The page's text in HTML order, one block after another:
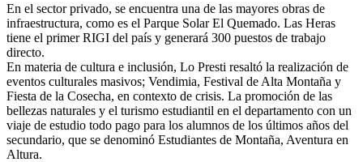
En el sector privado, se encuentra una de las mayores obras de
infraestructura, como es el Parque Solar El Quemado. Las Heras
tiene el primer RIGI del país y generará 300 puestos de trabajo
directo.
En materia de cultura e inclusión, Lo Presti resaltó la realización de
eventos culturales masivos; Vendimia, Festival de Alta Montaña y
Fiesta de la Cosecha, en contexto de crisis. La promoción de las
bellezas naturales y el turismo estudiantil en el departamento con un
viaje de estudio todo pago para los alumnos de los últimos años del
secundario, que se denominó Estudiantes de Montaña, Aventura en
Altura.